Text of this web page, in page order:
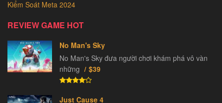
Kiểm Soát Meta 2024
REVIEW GAME HOT
No Man's Sky
No Man's Sky đưa người chơi khám phá vô vàn
những
$39
Just Cause 4